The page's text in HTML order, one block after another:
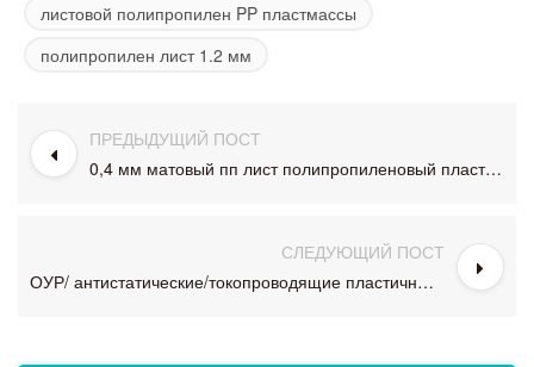
листовой полипропилен PP пластмассы
полипропилен лист 1.2 мм
ПРЕДЫДУЩИЙ ПОСТ
0,4 мм матовый пп лист полипропиленовый пластиковый лист для канцелярских принадлежностей
СЛЕДУЮЩИЙ ПОСТ
ОУР/ антистатические/токопроводящие пластичный лист PP черный